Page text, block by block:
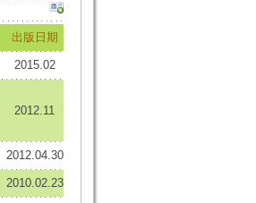
出版日期
2015.02
2012.11
2012.04.30
2010.02.23